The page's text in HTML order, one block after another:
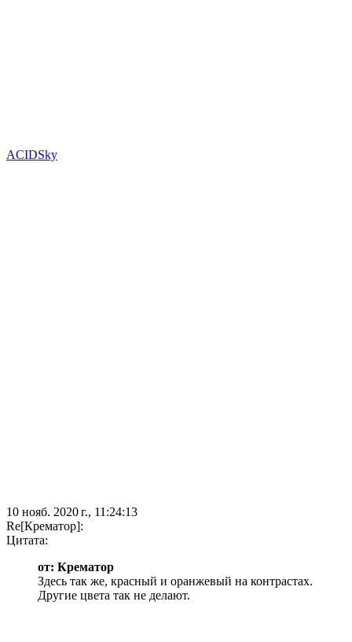
ACIDSky
10 нояб. 2020 г., 11:24:13
Re[Крематор]:
Цитата:
от: Крематор
Здесь так же, красный и оранжевый на контрастах.
Другие цвета так не делают.